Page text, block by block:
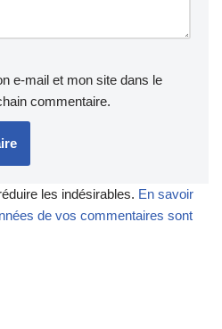
e-mail et mon site dans le
commentaire.
les indésirables. En savoir
de vos commentaires sont